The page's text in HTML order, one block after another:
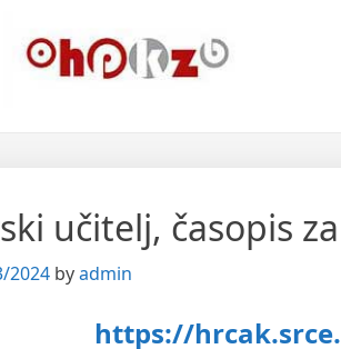
Hrvatskoga
učitelj, časopis
2024 byadmin
https://